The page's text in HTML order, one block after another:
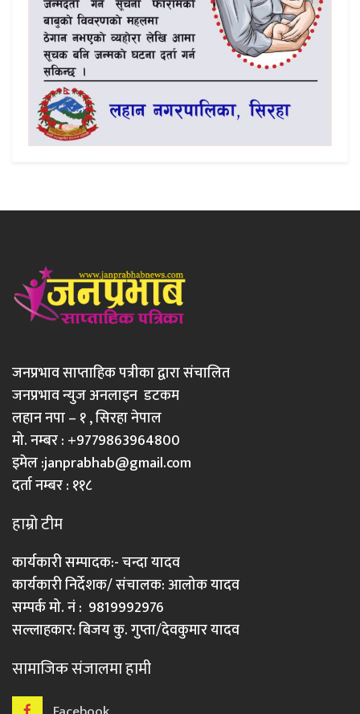
जनप्रभाव साप्ताहिक पत्रीका द्वारा संचालित
जनप्रभाव न्युज अनलाइन डटकम
लहान नपा – १ , सिरहा नेपाल
मो. नम्बर : +9779863964800
इमेल :janprabhab@gmail.com
दर्ता नम्बर : ११८
हाम्रो टीम
कार्यकारी सम्पादक:- चन्दा यादव
कार्यकारी निर्देशक/ संचालक: आलोक यादव
सम्पर्क मो. नं : 9819992976
सल्लाहकार: बिजय कु. गुप्ता/देवकुमार यादव
सामाजिक संजालमा हामी